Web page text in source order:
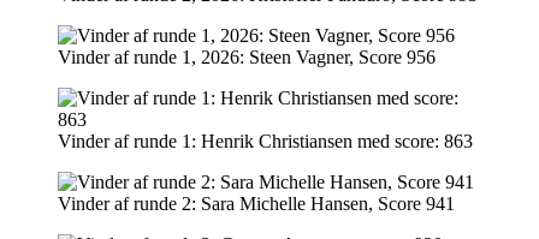
Vinder af runde 1, 2026: Steen Vagner, Score 956
Vinder af runde 1: Henrik Christiansen med score: 863
Vinder af runde 2: Sara Michelle Hansen, Score 941